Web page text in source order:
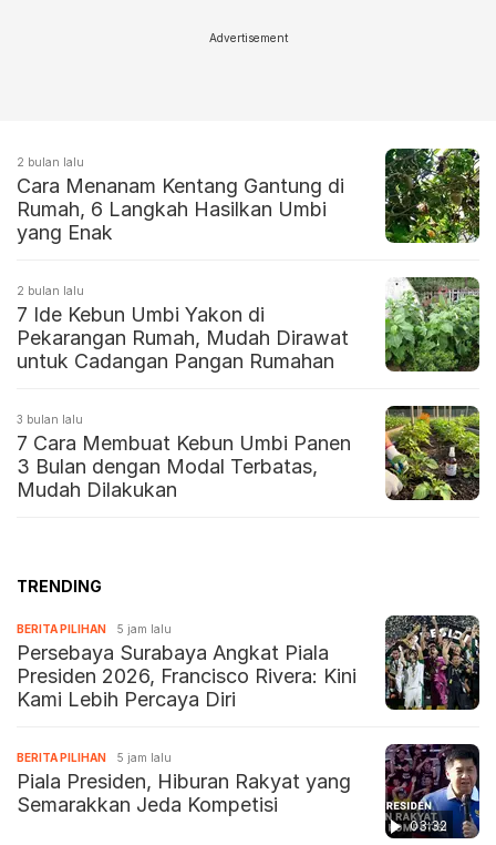
Advertisement
2 bulan lalu
Cara Menanam Kentang Gantung di
Rumah, 6 Langkah Hasilkan Umbi
yang Enak
2 bulan lalu
7 Ide Kebun Umbi Yakon di
Pekarangan Rumah, Mudah Dirawat
untuk Cadangan Pangan Rumahan
3 bulan lalu
7 Cara Membuat Kebun Umbi Panen
3 Bulan dengan Modal Terbatas,
Mudah Dilakukan
TRENDING
BERITA PILIHAN 5 jam lalu
Persebaya Surabaya Angkat Piala
Presiden 2026, Francisco Rivera: Kini
Kami Lebih Percaya Diri
03:32
BERITA PILIHAN 5 jam lalu
Piala Presiden, Hiburan Rakyat yang
Semarakkan Jeda Kompetisi